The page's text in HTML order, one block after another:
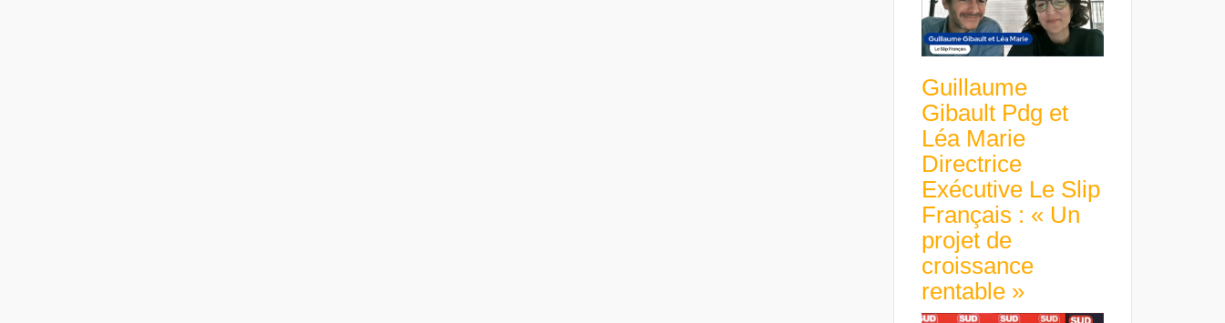
Guillaume
Gibault Pdg et
Léa Marie
Directrice
Exécutive Le Slip
Français : « Un
projet de
croissance
rentable »